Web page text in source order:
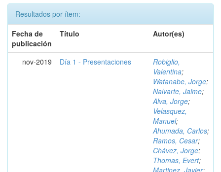
Resultados por ítem:
Fecha de
publicación
Título Autor(es)
nov-2019 Día 1 - Presentaciones
Robiglio,
Valentina;
Watanabe, Jorge;
Nalvarte, Jaime;
Alva, Jorge;
Velasquez,
Manuel;
Ahumada, Carlos;
Ramos, Cesar;
Chávez, Jorge;
Thomas, Evert;
Martinez, Javier;